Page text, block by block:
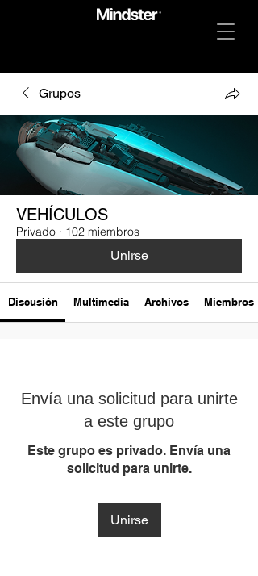
Grupos
VEHÍCULOS
Privado · 102 miembros
Unirse
Discusión Multimedia Archivos Miembros
Envía una solicitud para unirte
a este grupo
Este grupo es privado. Envía una
solicitud para unirte.
Unirse